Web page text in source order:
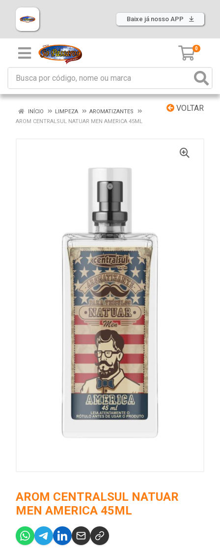
Baixe já nosso APP
0
VOLTAR
INÍCIO LIMPEZA
AROMATIZANTES
AROM CENTRALSUL NATUAR MEN AMERICA 45ML
AROM CENTRALSUL NATUAR
MEN AMERICA 45ML